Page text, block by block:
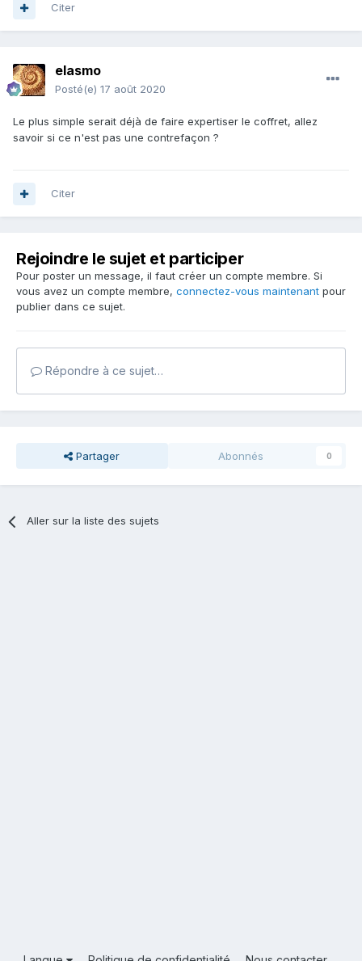
Citer
elasmo
Posté(e) 17 août 2020
Le plus simple serait déjà de faire expertiser le coffret, allez
savoir si ce n'est pas une contrefaçon ?
Citer
Rejoindre le sujet et participer
Pour poster un message, il faut créer un compte membre. Si
vous avez un compte membre, connectez-vous maintenant pour
publier dans ce sujet.
Répondre à ce sujet…
Partager Abonnés 0
Aller sur la liste des sujets